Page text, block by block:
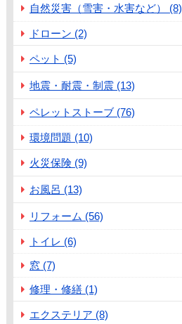
自然災害（雪害・水害など） (8)
ドローン (2)
ペット (5)
地震・耐震・制震 (13)
ペレットストーブ (76)
環境問題 (10)
火災保険 (9)
お風呂 (13)
リフォーム (56)
トイレ (6)
窓 (7)
修理・修繕 (1)
エクステリア (8)